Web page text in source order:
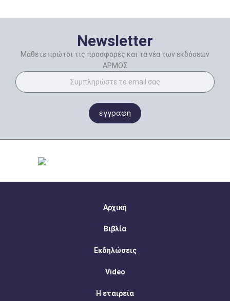
Newsletter
Μάθετε πρώτοι τις προσφορές και τα νέα των εκδόσεων
ΑΡΜΟΣ
εγγραφη
Αρχική
Βιβλία
Εκδηλώσεις
Video
Η εταιρεία